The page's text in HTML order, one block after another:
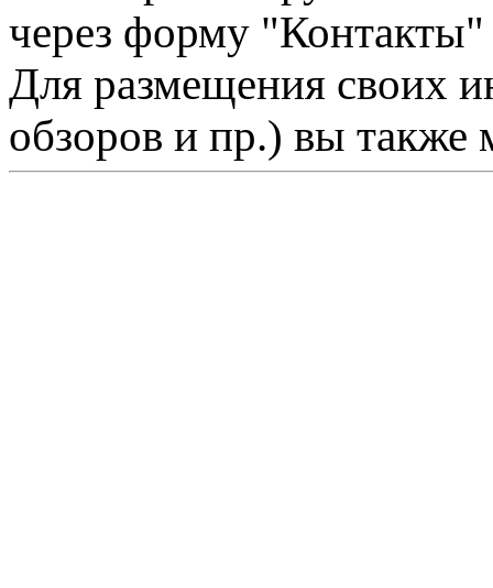
через форму "Контакты"
Для размещения своих
обзоров и пр.) вы также